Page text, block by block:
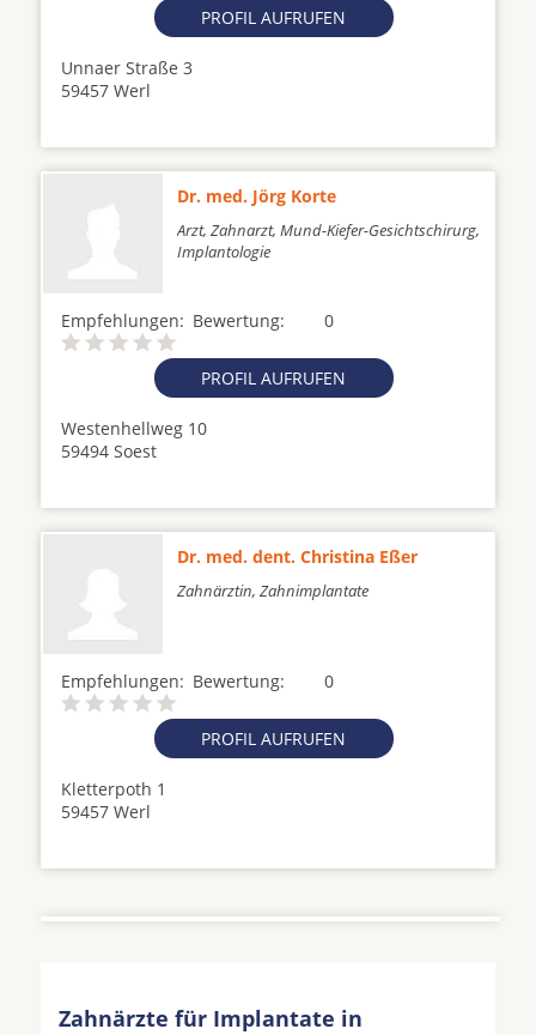
PROFIL AUFRUFEN
Unnaer Straße 3
59457 Werl
Dr. med. Jörg Korte
Arzt, Zahnarzt, Mund-Kiefer-Gesichtschirurg,
Implantologie
Empfehlungen: 0
Bewertung:
PROFIL AUFRUFEN
Westenhellweg 10
59494 Soest
Dr. med. dent. Christina Eßer
Zahnärztin, Zahnimplantate
Empfehlungen: 0
Bewertung:
PROFIL AUFRUFEN
Kletterpoth 1
59457 Werl
Zahnärzte für Implantate in